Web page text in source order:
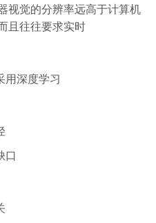
视觉的分辨率远高于计算机
且往往要求实时
用深度学习
口